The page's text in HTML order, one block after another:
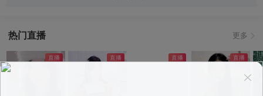
热门直播 更多